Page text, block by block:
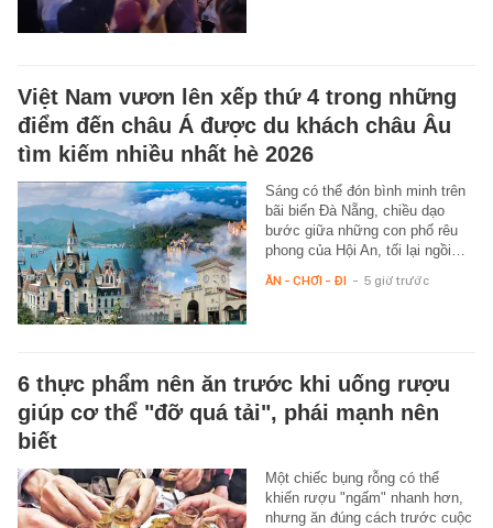
Việt Nam vươn lên xếp thứ 4 trong những
điểm đến châu Á được du khách châu Âu
tìm kiếm nhiều nhất hè 2026
Sáng có thể đón bình minh trên
bãi biển Đà Nẵng, chiều dạo
bước giữa những con phố rêu
phong của Hội An, tối lại ngồi…
ĂN - CHƠI - ĐI - 5 giờ trước
6 thực phẩm nên ăn trước khi uống rượu
giúp cơ thể "đỡ quá tải", phái mạnh nên
biết
Một chiếc bụng rỗng có thể
khiến rượu "ngấm" nhanh hơn,
nhưng ăn đúng cách trước cuộc